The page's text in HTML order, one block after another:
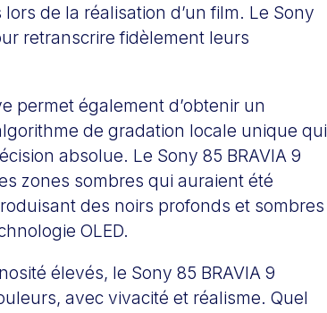
de la réalisation d’un film. Le Sony
retranscrire fidèlement leurs
permet également d’obtenir un
de gradation locale unique qui
absolue. Le Sony 85 BRAVIA 9
zones sombres qui auraient été
des noirs profonds et sombres
OLED.
élevés, le Sony 85 BRAVIA 9
avec vivacité et réalisme. Quel